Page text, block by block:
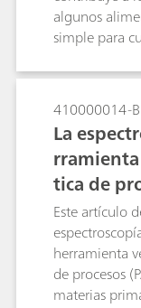
supuesta
poder del
presencia de
luchar contra
algunos
simple para
herramienta
control de
la quinoa.
410000014-B
La
tica de
Este artículo
herramienta
de procesos
materias